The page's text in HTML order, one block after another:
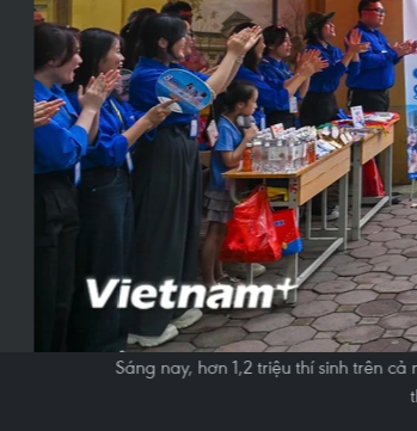
Sáng nay, hơn 1,2 triệu thí sinh trên